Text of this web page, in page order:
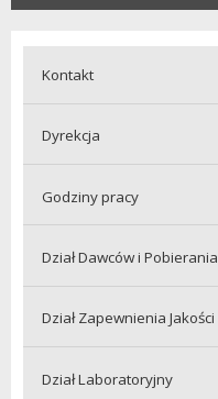
Kontakt
Dyrekcja
Godziny pracy
Dział Dawców i Pobierania
Dział Zapewnienia Jakości
Dział Laboratoryjny